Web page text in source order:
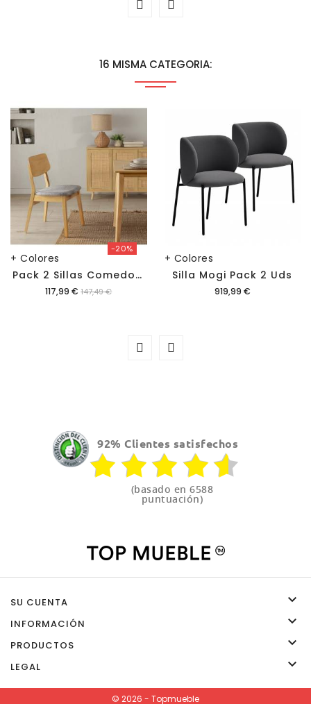
16 MISMA CATEGORIA:
+ Colores
-20%
P
Ack 2 Sillas Comedor Suky
Precio
117,99 € 147,49 €
+ Colores
Silla Mogi Pack 2 Uds
Precio
919,99 €
92% Clientes satisfechos
(basado en 6588
puntuación)
SU CUENTA 
INFORMACIÓN 
PRODUCTOS 
LEGAL 
© 2026 - Topmueble